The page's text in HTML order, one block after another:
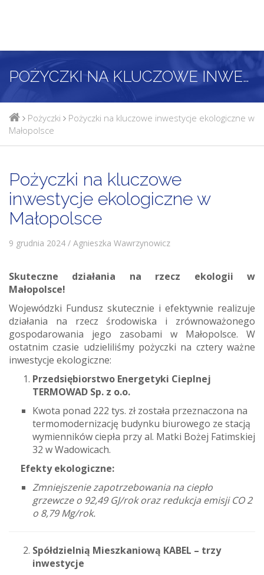
POŻYCZKI NA KLUCZOWE INWESTYCJE EKOLOGICZNE W MAŁOPOLSCE
Pożyczki
Pożyczki na kluczowe inwestycje ekologiczne w
Małopolsce
Pożyczki na kluczowe
inwestycje ekologiczne w
Małopolsce
9 grudnia 2024 / Agnieszka Wawrzynowicz
Skuteczne działania na rzecz ekologii w
Małopolsce!
Wojewódzki Fundusz skutecznie i efektywnie realizuje
działania na rzecz środowiska i zrównoważonego
gospodarowania jego zasobami w Małopolsce. W
ostatnim czasie udzieliliśmy pożyczki na cztery ważne
inwestycje ekologiczne:
Przedsiębiorstwo Energetyki Cieplnej
TERMOWAD Sp. z o.o.
Kwota ponad 222 tys. zł została przeznaczona na
termomodernizację budynku biurowego ze stacją
wymienników ciepła przy al. Matki Bożej Fatimskiej
32 w Wadowicach.
Efekty ekologiczne:
Zmniejszenie zapotrzebowania na ciepło
grzewcze o 92,49 GJ/rok oraz redukcja emisji CO 2
o 8,79 Mg/rok.
Spółdzielnią Mieszkaniową KABEL – trzy
inwestycje